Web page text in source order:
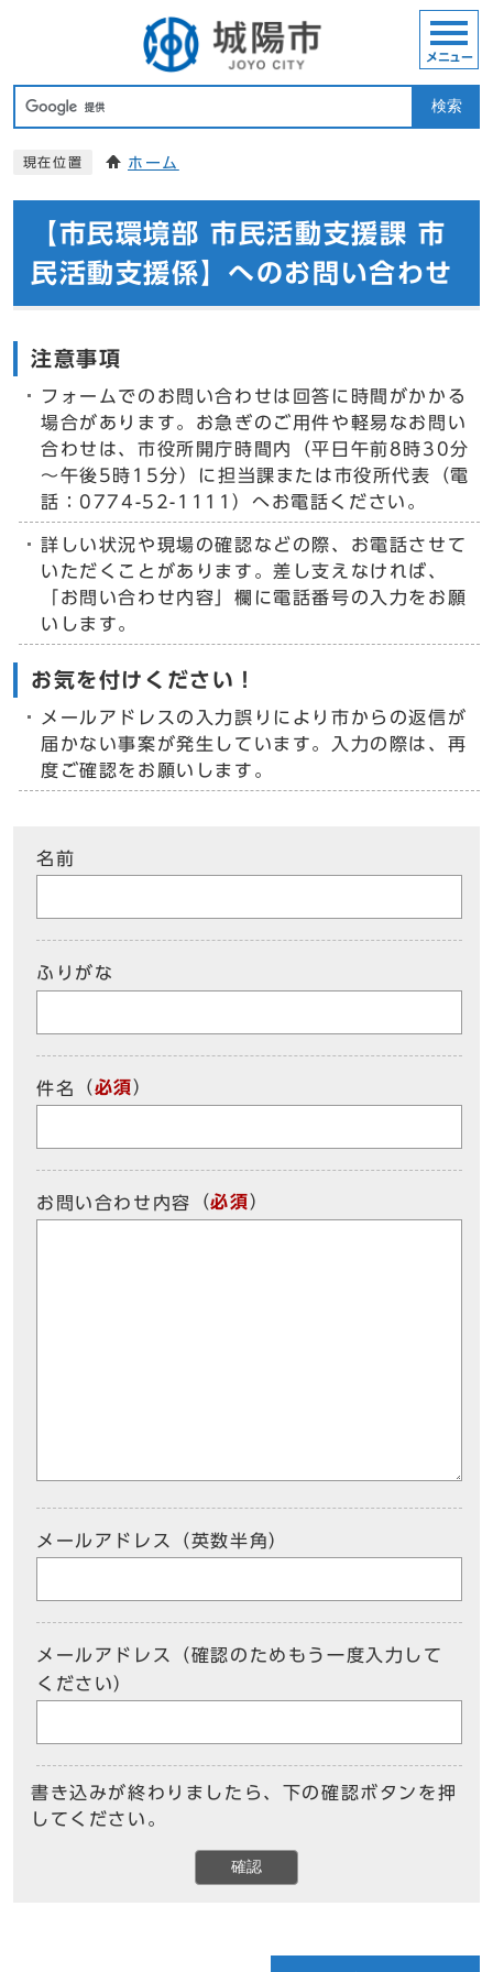
検索
メニュー
現在位置 ホーム
【市民環境部 市民活動支援課 市
民活動支援係】へのお問い合わせ
注意事項
フォームでのお問い合わせは回答に時間がかかる
場合があります。お急ぎのご用件や軽易なお問い
合わせは、市役所開庁時間内（平日午前8時30分
～午後5時15分）に担当課または市役所代表（電
話：0774-52-1111）へお電話ください。
詳しい状況や現場の確認などの際、お電話させて
いただくことがあります。差し支えなければ、
「お問い合わせ内容」欄に電話番号の入力をお願
いします。
お気を付けください！
メールアドレスの入力誤りにより市からの返信が
届かない事案が発生しています。入力の際は、再
度ご確認をお願いします。
名前
ふりがな
件名 （必須）
お問い合わせ内容 （必須）
メールアドレス（英数半角）
メールアドレス（確認のためもう一度入力して
ください）
書き込みが終わりましたら、下の確認ボタンを押
してください。
確認